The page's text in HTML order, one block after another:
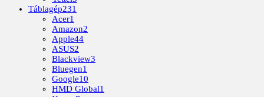
Táblagép231
Acer1
Amazon2
Apple44
ASUS2
Blackview3
Bluegen1
Google10
HMD Global1